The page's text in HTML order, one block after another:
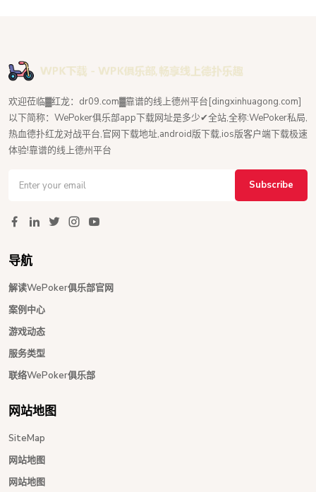
欢迎莅临▓红龙：dr09.com▓靠谱的线上德州平台[dingxinhuagong.com]
以下简称：WePoker俱乐部app下载网址是多少✔全站,全称:WePoker私局,
热血德扑红龙对战平台,官网下载地址,android版下载,ios版客户端下载极速
体验!靠谱的线上德州平台
Subscribe
导航
解读WePoker俱乐部官网
案例中心
游戏动态
服务类型
联络WePoker俱乐部
网站地图
SiteMap
网站地图
网站地图